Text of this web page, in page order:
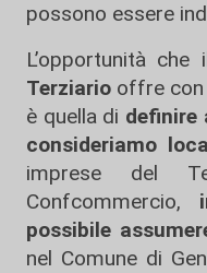
possono essere
L’opportunità che
Terziario offre con
è quella di definire
consideriamo
imprese del
Confcommercio,
possibile
nel Comune di